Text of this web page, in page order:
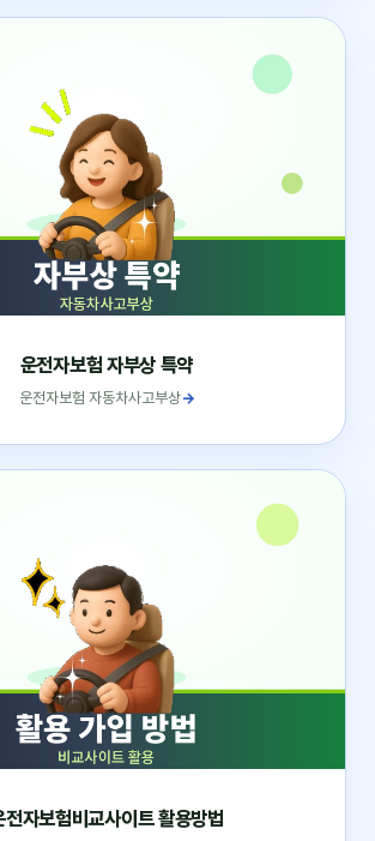
운전자보험 자부상 특약
운전자보험 자동차사고부상→
전자보험비교사이트 활용방법